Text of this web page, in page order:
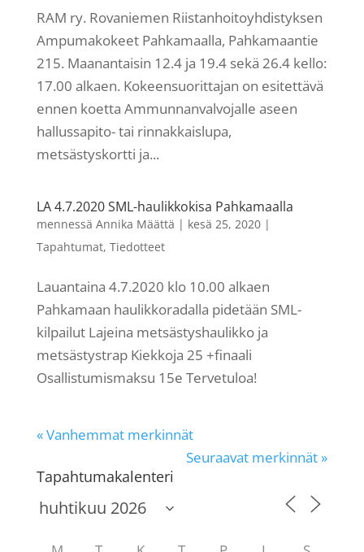
RAM ry. Rovaniemen Riistanhoitoyhdistyksen
Ampumakokeet Pahkamaalla, Pahkamaantie
215. Maanantaisin 12.4 ja 19.4 sekä 26.4 kello:
17.00 alkaen. Kokeensuorittajan on esitettävä
ennen koetta Ammunnanvalvojalle aseen
hallussapito- tai rinnakkaislupa,
metsästyskortti ja...
LA 4.7.2020 SML-haulikkokisa Pahkamaalla
mennessä Annika Määttä | kesä 25, 2020|
Tapahtumat, Tiedotteet
Lauantaina 4.7.2020 klo 10.00 alkaen
Pahkamaan haulikkoradalla pidetään SML-
kilpailut Lajeina metsästyshaulikko ja
metsästystrap Kiekkoja 25 +finaali
Osallistumismaksu 15e Tervetuloa!
« Vanhemmat merkinnät
Seuraavat merkinnät »
Tapahtumakalenteri